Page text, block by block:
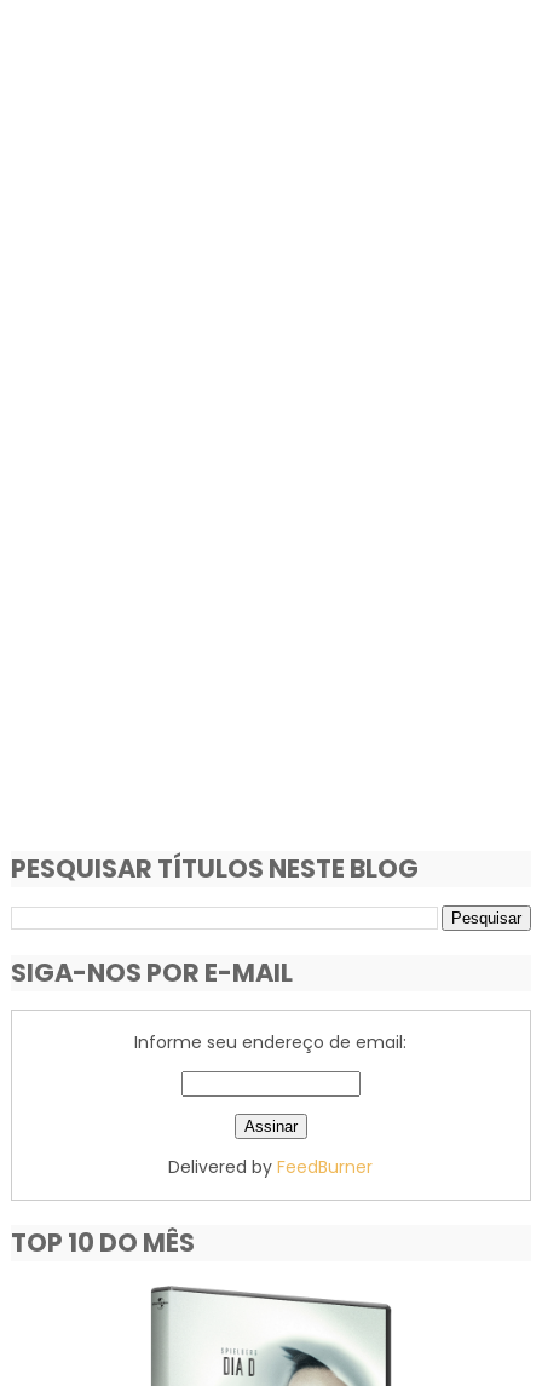
PESQUISAR TÍTULOS NESTE BLOG
SIGA-NOS POR E-MAIL
Informe seu endereço de email:
Delivered byFeedBurner
TOP 10 DO MÊS